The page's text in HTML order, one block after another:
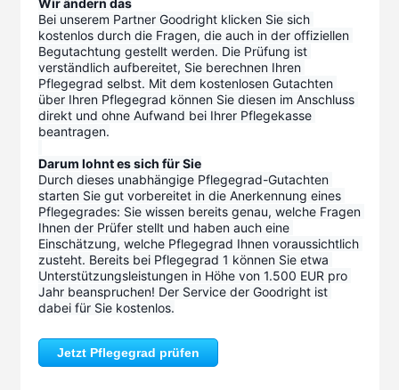
Wir ändern das
Bei unserem Partner Goodright klicken Sie sich
kostenlos durch die Fragen, die auch in der offiziellen
Begutachtung gestellt werden. Die Prüfung ist
verständlich aufbereitet, Sie berechnen Ihren
Pflegegrad selbst. Mit dem kostenlosen Gutachten
über Ihren Pflegegrad können Sie diesen im Anschluss
direkt und ohne Aufwand bei Ihrer Pflegekasse
beantragen.
Darum lohnt es sich für Sie
Durch dieses unabhängige Pflegegrad-Gutachten
starten Sie gut vorbereitet in die Anerkennung eines
Pflegegrades: Sie wissen bereits genau, welche Fragen
Ihnen der Prüfer stellt und haben auch eine
Einschätzung, welche Pflegegrad Ihnen voraussichtlich
zusteht. Bereits bei Pflegegrad 1 können Sie etwa
Unterstützungsleistungen in Höhe von 1.500 EUR pro
Jahr beanspruchen! Der Service der Goodright ist
dabei für Sie kostenlos.
Jetzt Pflegegrad prüfen